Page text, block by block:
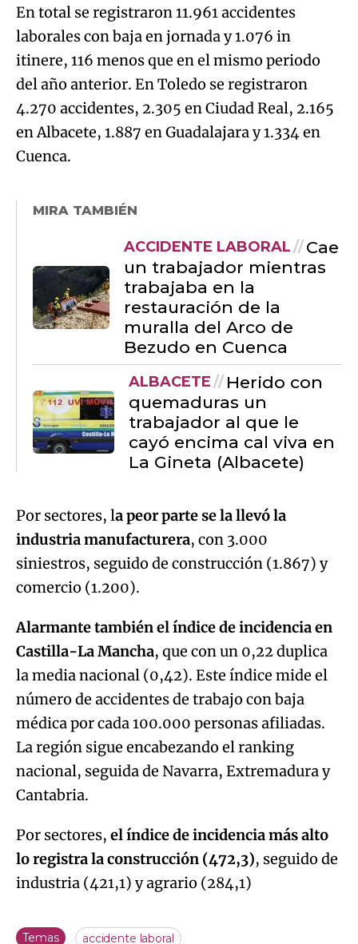
En total se registraron 11.961 accidentes
laborales con baja en jornada y 1.076 in
itinere, 116 menos que en el mismo periodo
del año anterior. En Toledo se registraron
4.270 accidentes, 2.305 en Ciudad Real, 2.165
en Albacete, 1.887 en Guadalajara y 1.334 en
Cuenca.
MIRA TAMBIÉN
ACCIDENTE LABORAL
Cae
un trabajador mientras
trabajaba en la
restauración de la
muralla del Arco de
Bezudo en Cuenca
ALBACETE
Herido con
quemaduras un
trabajador al que le
cayó encima cal viva en
La Gineta (Albacete)
Por sectores, la peor parte se la llevó la
industria manufacturera, con 3.000
siniestros, seguido de construcción (1.867) y
comercio (1.200).
Alarmante también el índice de incidencia en
Castilla-La Mancha, que con un 0,22 duplica
la media nacional (0,42). Este índice mide el
número de accidentes de trabajo con baja
médica por cada 100.000 personas afiliadas.
La región sigue encabezando el ranking
nacional, seguida de Navarra, Extremadura y
Cantabria.
Por sectores, el índice de incidencia más alto
lo registra la construcción (472,3), seguido de
industria (421,1) y agrario (284,1)
Temas accidente laboral